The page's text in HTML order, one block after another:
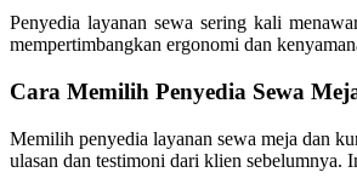
Penyedia layanan sewa sering kali
mempertimbangkan ergonomi dan
Cara Memilih Penyedia Sewa
Memilih penyedia layanan sewa meja dan
ulasan dan testimoni dari klien sebelumnya.